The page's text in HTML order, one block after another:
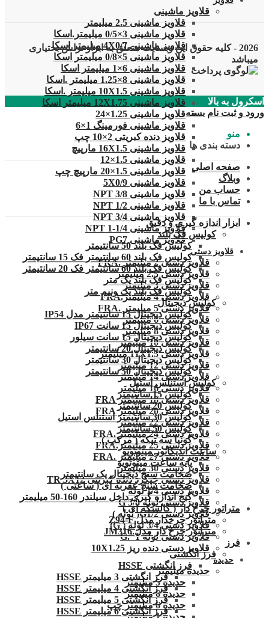
قلاویز ماشینی
قلاویز ماشینی 2.5 میلیمتر
قلاویز ماشینی 3×0/5 میلیمتر.اسکا
قلاویز ماشینی 4X0/7 میلیمتر اسکا
قلاویز ماشینی 5×0/8 میلیمتر اسکا
قلاویز ماشینی 6×1 میلیمتر اسکا
قلاویز ماشینی 8×1.25 میلیمتر .اسکا
قلاویز ماشینی 10X1.5 میلیمتر .اسکا
قلاویز ماشینی 12X1.75 میلیمتر اسکا
قلاویز ماشینی 1.25×24
قلاویز ماشینی فورمینگ 1×6
قلاویز دنده کبریتی 2×10 چپ
قلاویز ماشینی 16X1.5 مارپیچ
قلاویز ماشینی 1.5×12
قلاویز ماشینی 1.5×20 مارپیچ چپ
قلاویز ماشینی 5X0/9
قلاویز ماشینی 3/8 NPT
قلاویز ماشینی 1/2 NPT
قلاویز ماشینی 3/4 NPT
قلاویز ماشینی 1/4-1 NPT
قلاویز ماشینی PG7
قلاویز دستی
قلاویز دستی 2 میلیمتر .FRA
قلاویز دستی 2.5 میلیمتر
قلاویز دستی 3 میلیمتر
قلاویز دستی 4 میلیمتر.FRA
قلاویز دستی 5 میلیمتر .FRA
قلاویز دستی 6 میلیمتر
قلاویز دستی 8 میلیمتر
قلاویز دستی 10 میلیمتر
قلاویز دستی 11X1.5 میلیمتر
قلاویز دستی 12 میلیمتر
قلاویز دستی 14 میلیمتر
قلاویز دستی 16 میلیمتر
قلاویز دستی 18 میلیمتر FRA
قلاویز دستی 20 میلیمتر FRA
قلاویز دستی 22 میلیمتر
قلاویز دستی 24 میلیمتر .FRA
قلاویز دستی 25 میلیمتر.FRA
قلاویز دستی 27 میلیمتر .FRA
قلاویز دستی 30 میلیمتر
قلاویز دستی چپگرد دنده کبریتی TR 3X12
قلاویز دستی 1/4 لوله
قلاویز دستی لوله G 3/8
قلاویز دستی G1/2( لوله )
قلاویز دستی 3/4 لوله ( G)
قلاویز دستی لوله 1″.G
قلاویز دستی دنده ریز 10X1.25
حدیده
حدیده میلیمتر
حدیده 5 میلیمتر
حدیده 6 میلیمتر
حدیده 6 میلیمتر چپ
2026 - کلیه حقوق این وبسایت متعلق به ابزار تراش بختیاری
میباشد
اسکرول به بالا
ورود و ثبت نام بسته
منو
دسته بندی ها
صفحه اصلی
وبلاگ
حساب من
تماس با ما
ابزار اندازه گیری و دقیق
کولیس فک بلند
کولیس فک بلند 50 سانتیمتر
کولیس فک بلند 60 سانتیمتر فک 15 سانتیمتر
کولیس فک بلند 60 سانتیمتر فک 20 سانتیمتر
کولیس فک بلند یک متر
کولیس فک بلند یک ونیم متر
کولیس دیجیتال
کولیس دیجیتال 15 سانتیمتر مدل IP54
کولیس دیجیتال 15 سانت IP67
کولیس دیجیتال 15 سانت سیلور
کولیس دیجیتال 20 سانتیمتر
کولیس دیجیتال 30 سانتیمتر
کولیس دیجیتال 50 سانتیمتر
کولیس استنلس استیل
کولیس 15 سانتیمتر
کولیس 20 سانتیمتر
کولیس 30 سانتیمتر استنلس استیل
کولیس 50 سانتیمتر
گونیا سه تیکه ( مرکب )
ساعت اندیکاتور میتوتویو
پایه ساعت میتوتویو
ضخامت سنج دیجیتال یک سانتیمتر
ضخامت سنج عقربه ای ( ساعتی )
گیج اندازه گیری داخل سیلندر 160-50 میلیمتر
متراتور چرخ دار ( کالسکه ای )
متراتور چرخدار مدل Z94-F
متراتور چرخ دار مدل JM316
فرز
فرز انگشتی
فرز انگشتی HSSE
فرز انگشتی 3 میلیمتر HSSE
فرز انگشتی 4 میلیمتر HSSE
فرز انگشتی 5 میلیمتر HSSE
فرز انگشتی 6 میلیمتر HSSE